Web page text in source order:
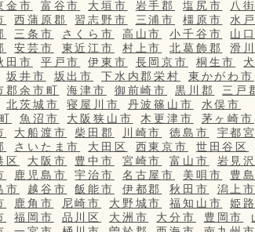
金市 富谷市 大垣市 岩手郡 塩尻市 八
西蒲原郡 習志野市 三浦市 橿原市 水
三条市 さくら市 高山市 小千谷市 山
安芸市 東近江市 村上市 北葛飾郡 滑
田市 平戸市 伊東市 長岡京市 桐生市
坂井市 坂出市 下水内郡栄村 東かがわ市
郡余市町 海津市 御前崎市 黒川郡
三戸
北茨城市 寝屋川市 丹波篠山市
水俣市
魚沼市 大阪狭山市 木更津市 茅ヶ崎市
大船渡市 柴田郡 川崎市 徳島市 宇都
さいたま市 大田区 西東京市 世田谷区
区 大阪市 豊中市 宮崎市 富山市 岩見
鹿児島市 宇治市 名古屋市 美唄市 豊
市 越谷市 飯能市 伊都郡 秋田市 潟上市
鹿角市 尼崎市 大野城市 福知山市 姫
福岡市 品川区 大洲市 大分市 豊岡市